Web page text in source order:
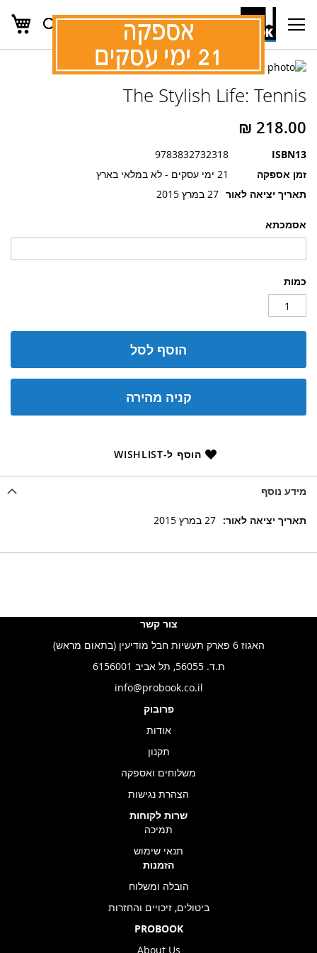
Skip
Content
חפש
אסמכתא
כמות
הוסף לסל
קניה מהירה
הוסף ל-WISHLIST
The Stylish Life: Tennis
ISBN13
9783832732318
זמן אספקה
21 ימי עסקים - לא במלאי בארץ
תאריך יציאה לאור 27 במרץ 2015
לדלג
של
תמונות
להתחלה
גלריית
תמונות
מידע נוסף
מידע
27 במרץ 2015
צור קשר
האגוז 6 פארק תעשיות חבל מודיעין (בתאום מראש)
ת.ד. 56055, תל אביב 6156001
info@probook.co.il
פרובוק
אודות
תקנון
משלוחים ואספקה
הצהרת נגישות
שרות לקוחות
תמיכה
תנאי שימוש
הזמנות
הובלה ומשלוח
ביטולים, זיכויים והחזרות
PROBOOK
About Us